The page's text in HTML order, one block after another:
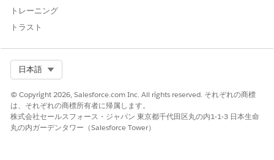
(HCO) およびヘルスケア従事者 (HCP) レコードのページレイ
アウトとレコードタイプを作成します。
ライフサイエンス商業アプリケーションへのタブの追加
Salesforce 組織の Life Sciences Commercial アプリケーショ
ンには、デフォルトで [ホーム]、[管理コンソール]、[取引先]
テンツ]、[訪問] などのカスタマーエンゲージメントタブをア
プリケーションに追加します。アプリケーションは、
Customer Engagement 管理パッケージをインストールした
トレーニング
トラスト
日本語
© Copyright 2026, Salesforce.com Inc. All rights reserved. それぞれの商標
は、それぞれの商標所有者に帰属します。
株式会社セールスフォース・ジャパン 東京都千代田区丸の内1-1-3 日本生命
丸の内ガーデンタワー（Salesforce Tower）